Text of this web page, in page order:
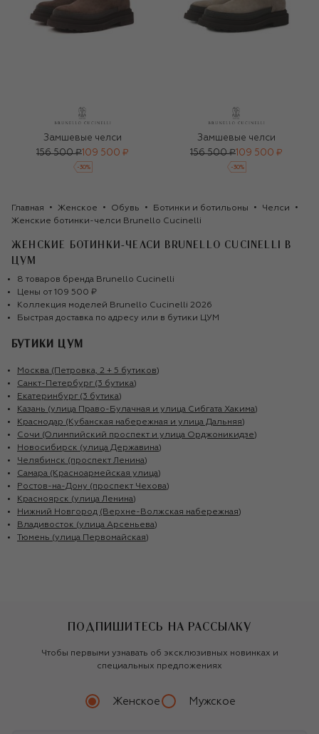
Замшевые челси
156 500 ₽ 109 500 ₽
-30%
Замшевые челси
156 500 ₽ 109 500 ₽
-30%
Главная Женское Обувь Ботинки и ботильоны
Челси
Женские ботинки-челси Brunello Cucinelli
ЖЕНСКИЕ БОТИНКИ-ЧЕЛСИ BRUNELLO CUCINELLI
В
ЦУМ
8 товаров бренда Brunello Cucinelli
Цены от 109 500 ₽
Коллекция моделей Brunello Cucinelli 2026
Быстрая доставка по адресу или в бутики ЦУМ
БУТИКИ ЦУМ
Москва (Петровка, 2 + 5 бутиков)
Санкт-Петербург (3 бутика)
Екатеринбург (3 бутика)
Казань (улица Право-Булачная и улица Сибгата Хакима)
Краснодар (Кубанская набережная и улица Дальняя)
Сочи (Олимпийский проспект и улица Орджоникидзе)
Новосибирск (улица Державина)
Челябинск (проспект Ленина)
Самара (Красноармейская улица)
Ростов-на-Дону (проспект Чехова)
Красноярск (улица Ленина)
Нижний Новгород (Верхне-Волжская набережная)
Владивосток (улица Арсеньева)
Тюмень (улица Первомайская)
ПОДПИШИТЕСЬ НА РАССЫЛКУ
Чтобы первыми узнавать об эксклюзивных новинках и
специальных предложениях
Женское Мужское